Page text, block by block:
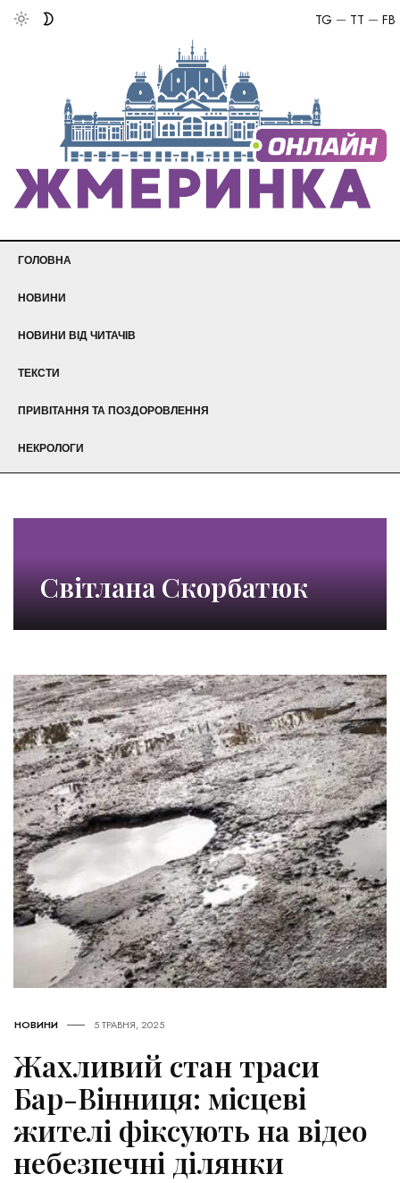
FB
TT
TG
ГОЛОВНА
НОВИНИ
НОВИНИ ВІД ЧИТАЧІВ
ТЕКСТИ
ПРИВІТАННЯ ТА ПОЗДОРОВЛЕННЯ
НЕКРОЛОГИ
Світлана Скорбатюк
НОВИНИ 5 ТРАВНЯ, 2025
Жахливий стан траси
Бар-Вінниця: місцеві
жителі фіксують на відео
небезпечні ділянки